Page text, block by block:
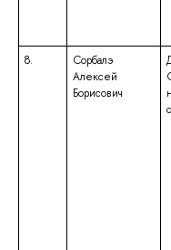
8.
Сорбалэ
Алексей
Борисович